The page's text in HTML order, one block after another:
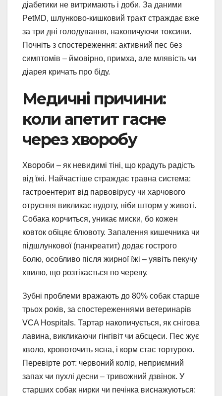
діабетики не витримають і доби. За даними
PetMD, шлунково-кишковий тракт страждає вже
за три дні голодування, накопичуючи токсини.
Почніть з спостереження: активний пес без
симптомів – ймовірно, примха, але млявість чи
діарея кричать про біду.
Медичні причини:
коли апетит гасне
через хворобу
Хвороби – як невидимі тіні, що крадуть радість
від їжі. Найчастіше страждає травна система:
гастроентерит від парвовірусу чи харчового
отруєння викликає нудоту, ніби шторм у животі.
Собака корчиться, уникає миски, бо кожен
ковток обіцяє блювоту. Запалення кишечника чи
підшлункової (панкреатит) додає гострого
болю, особливо після жирної їжі – уявіть пекучу
хвилю, що розтікається по череву.
Зубні проблеми вражають до 80% собак старше
трьох років, за спостереженнями ветеринарів
VCA Hospitals. Тартар накопичується, як снігова
лавина, викликаючи гінгівіт чи абсцеси. Пес жує
кволо, кровоточить ясна, і корм стає тортурою.
Перевірте рот: червоний колір, неприємний
запах чи пухлі десни – тривожний дзвінок. У
старших собак нирки чи печінка виснажуються: